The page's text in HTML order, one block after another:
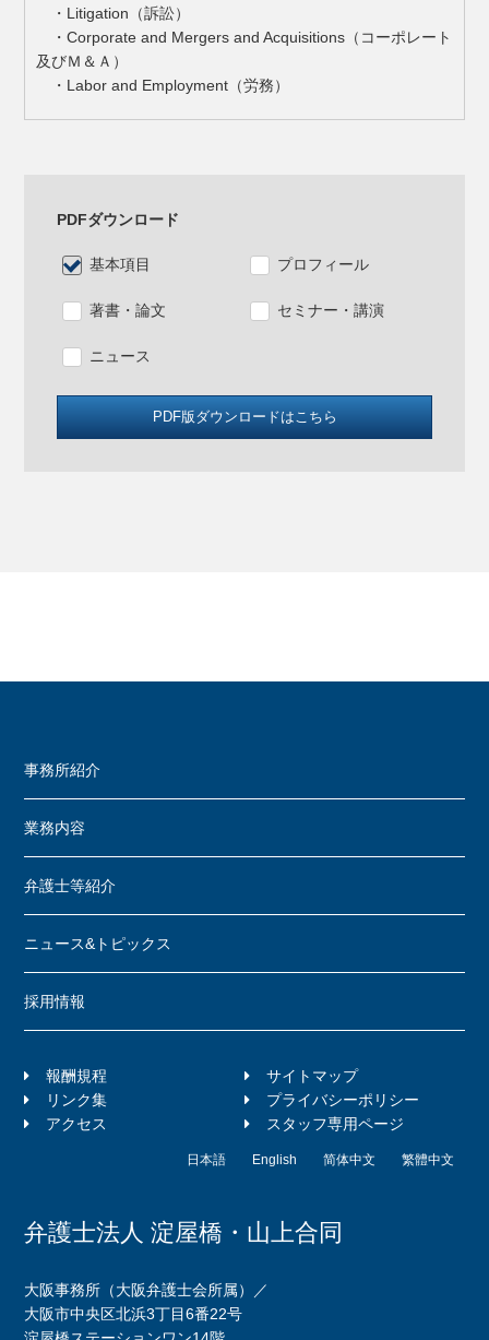
・Litigation（訴訟）
・Corporate and Mergers and Acquisitions（コーポレート
及びＭ＆Ａ）
・Labor and Employment（労務）
PDFダウンロード
基本項目 プロフィール
著書・論文 セミナー・講演
ニュース
事務所紹介
業務内容
弁護士等紹介
ニュース&トピックス
採用情報
報酬規程
サイトマップ
リンク集
プライバシーポリシー
アクセス
スタッフ専用ページ
日本語 English 简体中文 繁體中文
弁護士法人 淀屋橋・山上合同
大阪事務所（大阪弁護士会所属）／
大阪市中央区北浜3丁目6番22号